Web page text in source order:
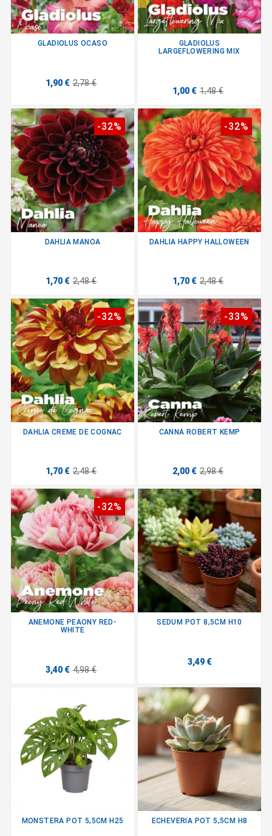
GLADIOLUS OCASO
1,90 € 2,78 €
GLADIOLUS
LARGEFLOWERING MIX
1,00 € 1,48 €
-32%
DAHLIA MANOA
1,70 € 2,48 €
-32%
DAHLIA HAPPY HALLOWEEN
1,70 € 2,48 €
-32%
DAHLIA CREME DE COGNAC
1,70 € 2,48 €
-33%
CANNA ROBERT KEMP
2,00 € 2,98 €
-32%
ANEMONE PEAONY RED-
WHITE
3,40 € 4,98 €
SEDUM POT 8,5CM H10
3,49 €
MONSTERA POT 5,5CM H25 ECHEVERIA POT 5,5CM H8